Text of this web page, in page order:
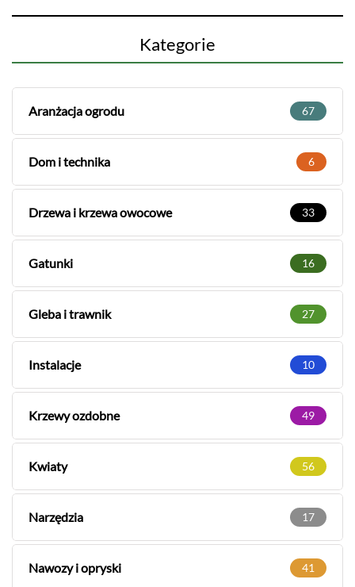
Kategorie
Aranżacja ogrodu 67
Dom i technika 6
Drzewa i krzewa owocowe 33
Gatunki 16
Gleba i trawnik 27
Instalacje 10
Krzewy ozdobne 49
Kwiaty 56
Narzędzia 17
Nawozy i opryski 41